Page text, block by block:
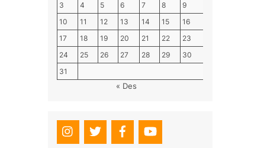
3
4 5 6 7 8
9
10
11 12 13 14 15
16
17
18 19 20 21 22
23
24
25 26 27 28 29
30
31
« Des